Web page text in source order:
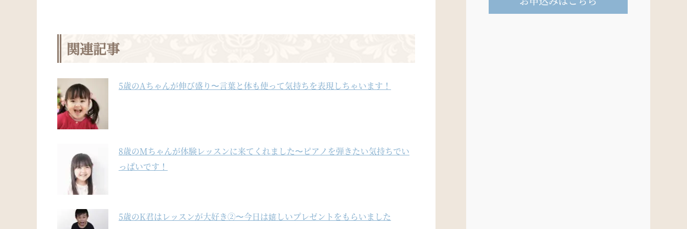
関連記事
5歳のAちゃんが伸び盛り〜言葉と体も使って気持ちを表現しちゃいます！
8歳のMちゃんが体験レッスンに来てくれました〜ピアノを弾きたい気持ちでい
っぱいです！
5歳のK君はレッスンが大好き②〜今日は嬉しいプレゼントをもらいました